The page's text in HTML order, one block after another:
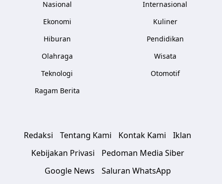
Nasional
Ekonomi
Hiburan
Olahraga
Teknologi
Ragam Berita
Internasional
Kuliner
Pendidikan
Wisata
Otomotif
Redaksi Tentang Kami Kontak Kami
Iklan
Kebijakan Privasi
Pedoman Media Siber
Google News
Saluran WhatsApp